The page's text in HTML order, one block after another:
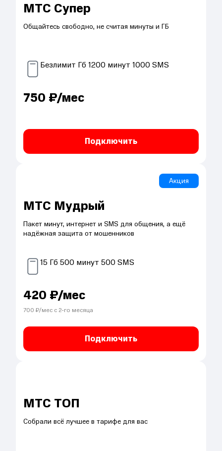
МТС Супер
Общайтесь свободно, не считая минуты и ГБ
Безлимит Гб 1200 минут 1000SMS
750 ₽/мес
Подключить
Акция
МТС Мудрый
Пакет минут, интернет и SMS для общения, а ещё
надёжная защита от мошенников
15 Гб 500 минут 500SMS
420 ₽/мес
700 ₽/мес с 2-го месяца
Подключить
МТС ТОП
Собрали всё лучшее в тарифе для вас